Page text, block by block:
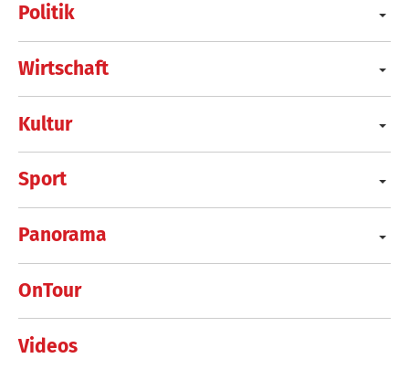
Politik
Wirtschaft
Kultur
Sport
Panorama
OnTour
Videos